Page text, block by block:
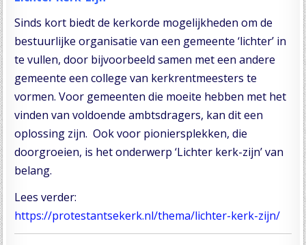
Sinds kort biedt de kerkorde mogelijkheden om de
bestuurlijke organisatie van een gemeente ‘lichter’ in
te vullen, door bijvoorbeeld samen met een andere
gemeente een college van kerkrentmeesters te
vormen. Voor gemeenten die moeite hebben met het
vinden van voldoende ambtsdragers, kan dit een
oplossing zijn. Ook voor pioniersplekken, die
doorgroeien, is het onderwerp ‘Lichter kerk-zijn’ van
belang.
Lees verder:
https://protestantsekerk.nl/thema/lichter-kerk-zijn/